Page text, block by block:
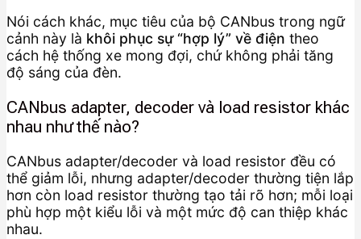
Nói cách khác, mục tiêu của bộ CANbus trong ngữ
cảnh này là khôi phục sự “hợp lý” về điện theo
cách hệ thống xe mong đợi, chứ không phải tăng
độ sáng của đèn.
CANbus adapter, decoder và load resistor khác
nhau như thế nào?
CANbus adapter/decoder và load resistor đều có
thể giảm lỗi, nhưng adapter/decoder thường tiện lắp
hơn còn load resistor thường tạo tải rõ hơn; mỗi loại
phù hợp một kiểu lỗi và một mức độ can thiệp khác
nhau.